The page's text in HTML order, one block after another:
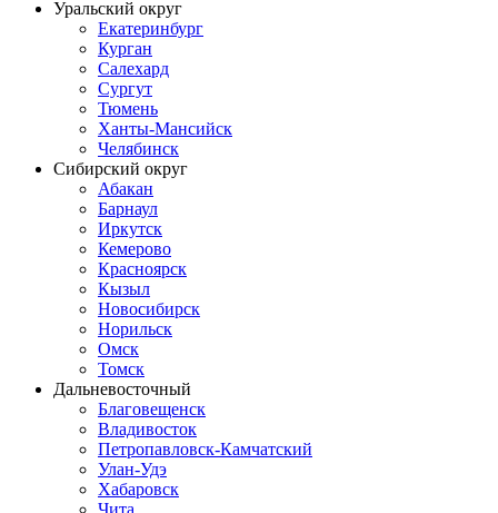
Уральский округ
Екатеринбург
Курган
Салехард
Сургут
Тюмень
Ханты-Мансийск
Челябинск
Сибирский округ
Абакан
Барнаул
Иркутск
Кемерово
Красноярск
Кызыл
Новосибирск
Норильск
Омск
Томск
Дальневосточный
Благовещенск
Владивосток
Петропавловск-Камчатский
Улан-Удэ
Хабаровск